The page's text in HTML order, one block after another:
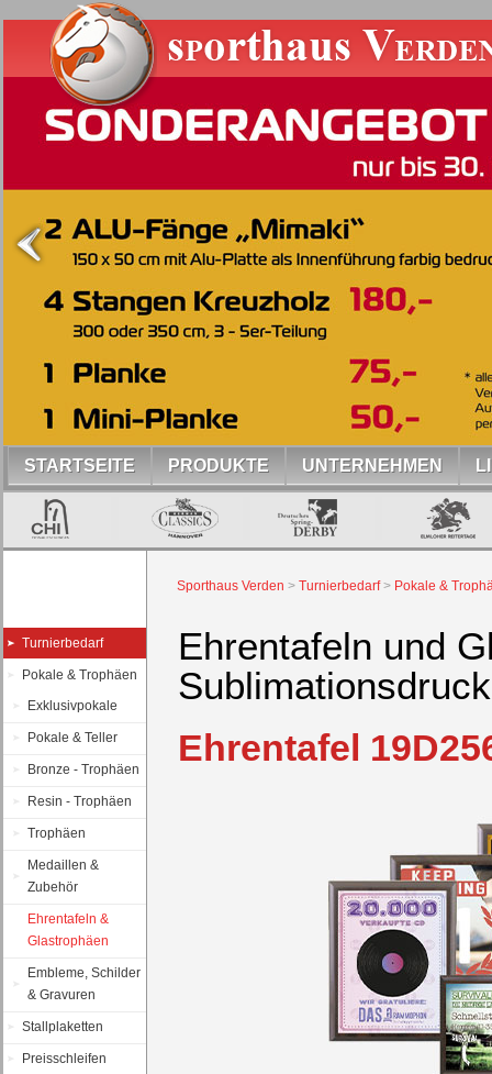
STARTSEITE PRODUKTE UNTERNEHMEN
Turnierbedarf
Pokale & Trophäen
Exklusivpokale
Pokale & Teller
Bronze - Trophäen
Resin - Trophäen
Trophäen
Medaillen &
Zubehör
Ehrentafeln &
Glastrophäen
Embleme, Schilder
& Gravuren
Stallplaketten
Preisschleifen
Sporthaus Verden > Turnierbedarf> Pokale &
Ehrentafeln und
Ehrentafel